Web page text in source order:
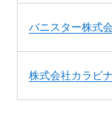
バニスター株式
株式会社カラビナ